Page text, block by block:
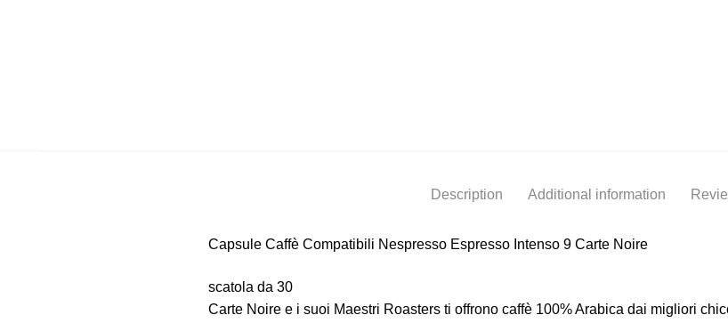
Description Additional information
Capsule Caffè Compatibili Nespresso Espresso Intenso 9 Carte Noire
scatola da 30
Carte Noire e i suoi Maestri Roasters ti offrono caffè 100% Arabica dai migliori